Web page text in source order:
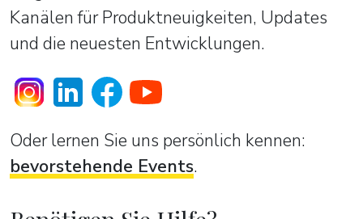
Kanälen für Produktneuigkeiten, Updates
und die neuesten Entwicklungen.
Oder lernen Sie uns persönlich kennen:
bevorstehende Events.